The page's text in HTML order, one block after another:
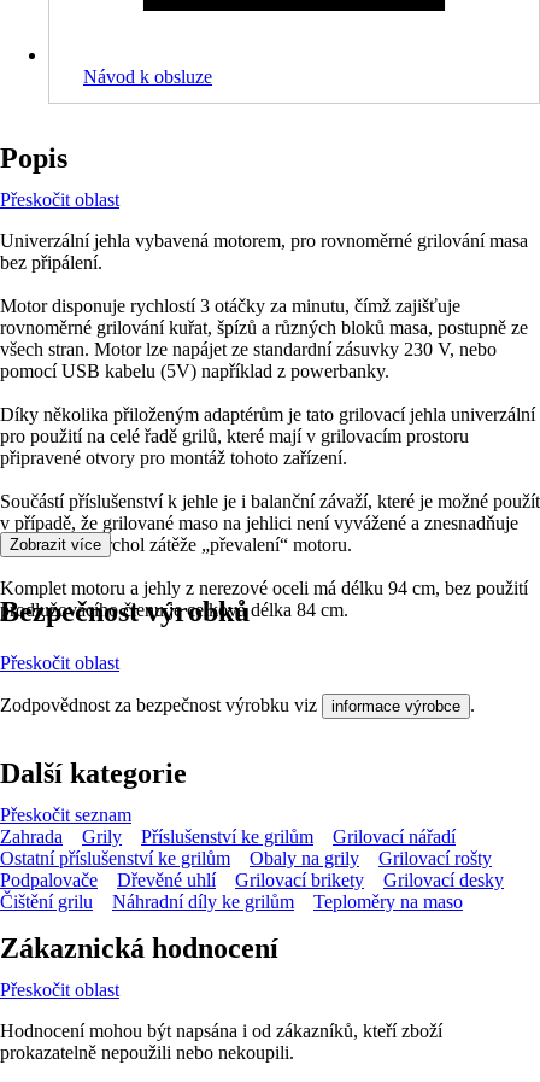
Návod k obsluze
Popis
Přeskočit oblast
Univerzální jehla vybavená motorem, pro rovnoměrné grilování masa
bez připálení.
Motor disponuje rychlostí 3 otáčky za minutu, čímž zajišťuje
rovnoměrné grilování kuřat, špízů a různých bloků masa, postupně ze
všech stran. Motor lze napájet ze standardní zásuvky 230 V, nebo
pomocí USB kabelu (5V) například z powerbanky.
Díky několika přiloženým adaptérům je tato grilovací jehla univerzální
pro použití na celé řadě grilů, které mají v grilovacím prostoru
připravené otvory pro montáž tohoto zařízení.
Součástí příslušenství k jehle je i balanční závaží, které je možné použít
v případě, že grilované maso na jehlici není vyvážené a znesnadňuje
otočení přes vrchol zátěže „převalení“ motoru.
Komplet motoru a jehly z nerezové oceli má délku 94 cm, bez použití
prodlužovacího členu je celková délka 84 cm.
Zobrazit více
Bezpečnost výrobků
Přeskočit oblast
Zodpovědnost za bezpečnost výrobku viz informace výrobce .
Další kategorie
Přeskočit seznam
Zahrada
Grily Příslušenství ke grilům
Grilovací nářadí
Ostatní příslušenství ke grilům
Obaly na grily
Grilovací rošty
Podpalovače
Dřevěné uhlí Grilovací brikety
Grilovací desky
Čištění grilu
Náhradní díly ke grilům Teploměry na maso
Zákaznická hodnocení
Přeskočit oblast
Hodnocení mohou být napsána i od zákazníků, kteří zboží
prokazatelně nepoužili nebo nekoupili.